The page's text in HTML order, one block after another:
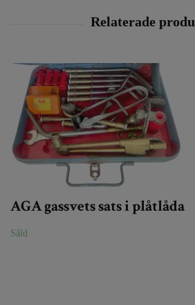
AGA gassvets sats i plåtlåda
Såld